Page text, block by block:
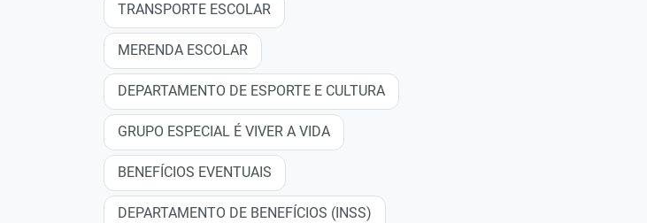
TRANSPORTE ESCOLAR
MERENDA ESCOLAR
DEPARTAMENTO DE ESPORTE E CULTURA
GRUPO ESPECIAL É VIVER A VIDA
BENEFÍCIOS EVENTUAIS
DEPARTAMENTO DE BENEFÍCIOS (INSS)